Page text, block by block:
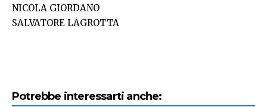
NICOLA GIORDANO
SALVATORE LAGROTTA
Potrebbe interessarti anche: